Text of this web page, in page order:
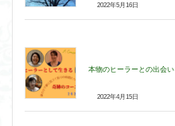
2022年5月16日
本物のヒーラーとの出会い
2022年4月15日